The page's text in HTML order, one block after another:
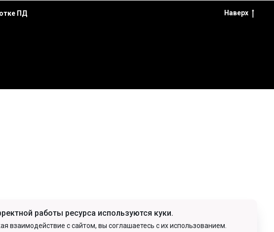
ПД Наверх
работы ресурса используются куки.
взаимодействие с сайтом, вы соглашаетесь с их использованием.